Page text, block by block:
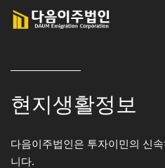
현지생활정보
다음이주법인은 투자이민의 신
니다.